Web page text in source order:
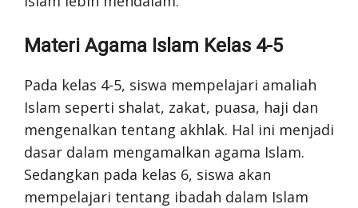
Materi Agama Islam Kelas 4-5
Pada kelas 4-5, siswa mempelajari amaliah
Islam seperti shalat, zakat, puasa, haji dan
mengenalkan tentang akhlak. Hal ini menjadi
dasar dalam mengamalkan agama Islam.
Sedangkan pada kelas 6, siswa akan
mempelajari tentang ibadah dalam Islam